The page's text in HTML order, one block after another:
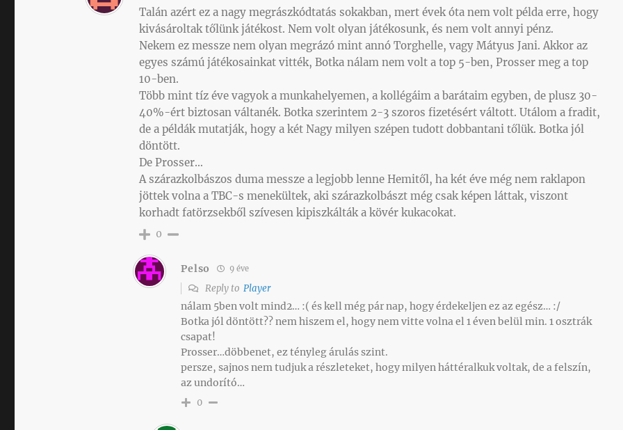
Talán azért ez a nagy megrászkódtatás sokakban, mert évek óta nem volt példa erre, hogy
kivásároltak tőlünk játékost. Nem volt olyan játékosunk, és nem volt annyi pénz.
Nekem ez messze nem olyan megrázó mint annó Torghelle, vagy Mátyus Jani. Akkor az
egyes számú játékosainkat vitték, Botka nálam nem volt a top 5-ben, Prosser meg a top
10-ben.
Több mint tíz éve vagyok a munkahelyemen, a kollégáim a barátaim egyben, de plusz 30-
40%-ért biztosan váltanék. Botka szerintem 2-3 szoros fizetésért váltott. Utálom a fradit,
de a példák mutatják, hogy a két Nagy milyen szépen tudott dobbantani tőlük. Botka jól
döntött.
De Prosser…
A szárazkolbászos duma messze a legjobb lenne Hemitől, ha két éve még nem raklapon
jöttek volna a TBC-s menekültek, aki szárazkolbászt még csak képen láttak, viszont
korhadt fatörzsekből szívesen kipiszkálták a kövér kukacokat.
0
Pelso 9 éve
Reply toPlayer
nálam 5ben volt mind2… :( és kell még pár nap, hogy érdekeljen ez az egész… :/
Botka jól döntött?? nem hiszem el, hogy nem vitte volna el 1 éven belül min. 1 osztrák
csapat!
Prosser…döbbenet, ez tényleg árulás szint.
persze, sajnos nem tudjuk a részleteket, hogy milyen háttéralkuk voltak, de a felszín,
az undorító…
0